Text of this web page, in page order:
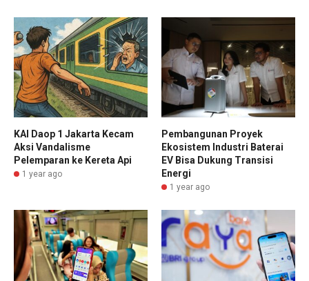
KAI Daop 1 Jakarta Kecam
Aksi Vandalisme
Pelemparan ke Kereta Api
1 year ago
Pembangunan Proyek
Ekosistem Industri Baterai
EV Bisa Dukung Transisi
Energi
1 year ago